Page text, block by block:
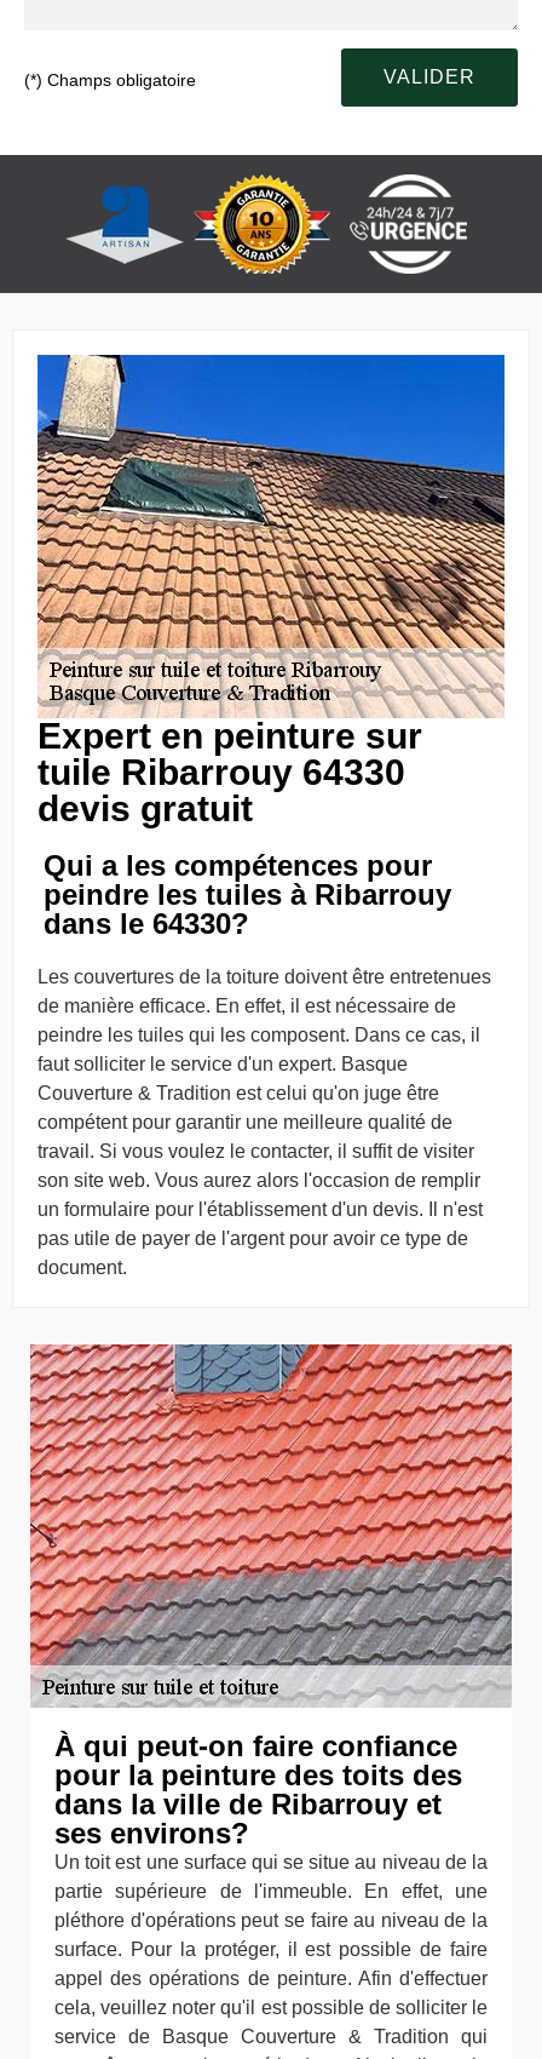
(*) Champs obligatoire
Expert en peinture sur
tuile Ribarrouy 64330
devis gratuit
Qui a les compétences pour
peindre les tuiles à Ribarrouy
dans le 64330?
Les couvertures de la toiture doivent être entretenues
de manière efficace. En effet, il est nécessaire de
peindre les tuiles qui les composent. Dans ce cas, il
faut solliciter le service d'un expert. Basque
Couverture & Tradition est celui qu'on juge être
compétent pour garantir une meilleure qualité de
travail. Si vous voulez le contacter, il suffit de visiter
son site web. Vous aurez alors l'occasion de remplir
un formulaire pour l'établissement d'un devis. Il n'est
pas utile de payer de l'argent pour avoir ce type de
document.
À qui peut-on faire confiance
pour la peinture des toits des
dans la ville de Ribarrouy et
ses environs?
Un toit est une surface qui se situe au niveau de la
partie supérieure de l'immeuble. En effet, une
pléthore d'opérations peut se faire au niveau de la
surface. Pour la protéger, il est possible de faire
appel des opérations de peinture. Afin d'effectuer
cela, veuillez noter qu'il est possible de solliciter le
service de Basque Couverture & Tradition qui